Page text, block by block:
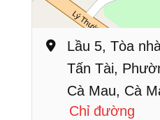
Lầu 5, Tòa
Tấn Tài,
Cà Mau, Cà
Chỉ đường